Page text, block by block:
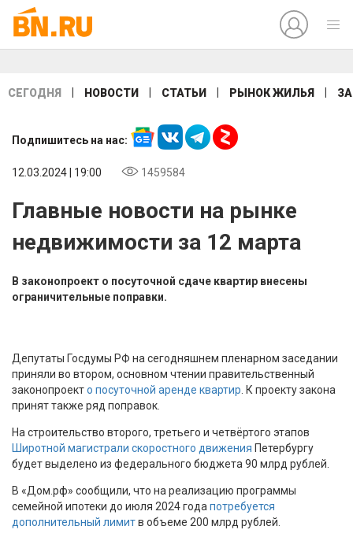
СЕГОДНЯ НОВОСТИ СТАТЬИ РЫНОК ЖИЛЬЯ
Подпишитесь на нас:
12.03.2024 | 19:00 1459584
Главные новости на рынке
недвижимости за 12 марта
В законопроект о посуточной сдаче квартир внесены
ограничительные поправки.
Депутаты Госдумы РФ на сегодняшнем пленарном заседании
приняли во втором, основном чтении правительственный
законопроекто посуточной аренде квартир . К проекту закона
принят также ряд поправок.
На строительство второго, третьего и четвёртого этапов
Широтной магистрали скоростного движения Петербургу
будет выделено из федерального бюджета 90 млрд рублей.
В «Дом.рф» сообщили, что на реализацию программы
семейной ипотеки до июля 2024 года потребуется
дополнительный лимитв объеме 200 млрд рублей.